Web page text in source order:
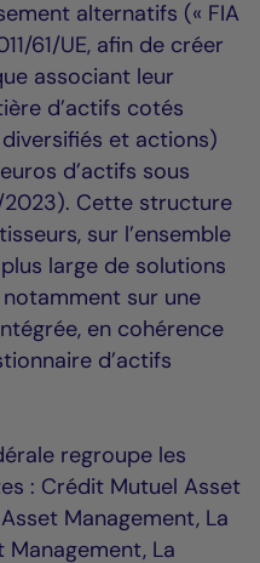
alternatifs (« FIA
61/UE, afin de créer
associant leur
d’actifs cotés
et actions)
d’actifs sous
2023). Cette structure
sur l’ensemble
large de solutions
sur une
en cohérence
d’actifs
regroupe les
: Crédit Mutuel Asset
Management, La
La